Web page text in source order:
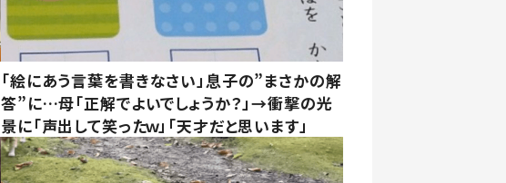
「絵にあう言葉を書きなさい」息子の”まさかの解
答”に…母「正解でよいでしょうか？」→衝撃の光
景に「声出して笑ったｗ」「天才だと思います」